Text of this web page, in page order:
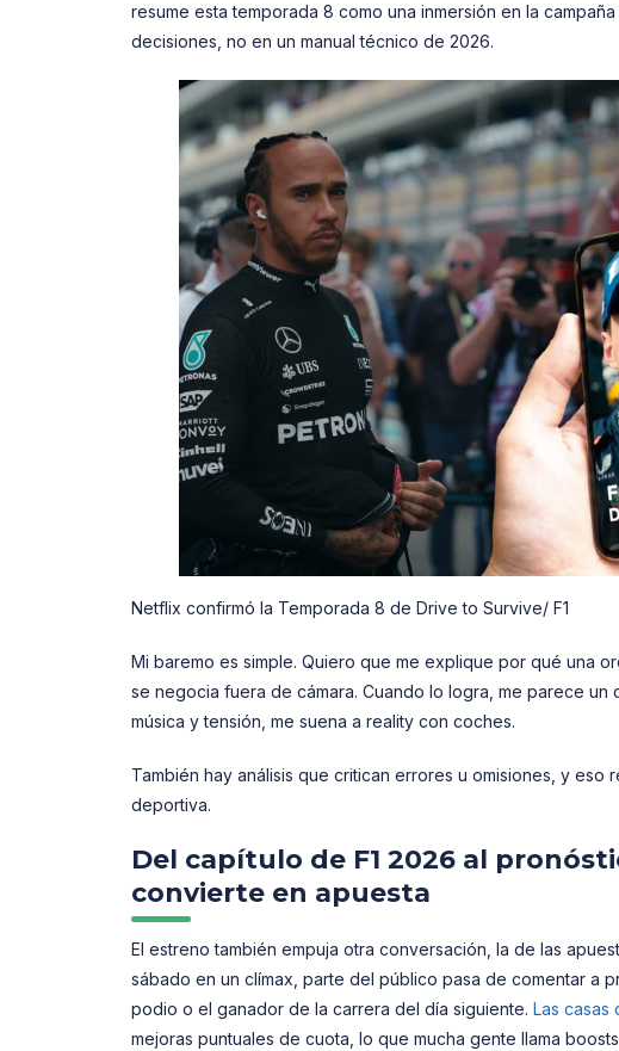
resume esta temporada 8 como una inmersión en la
decisiones, no en un manual técnico de 2026.
Netflix confirmó la Temporada 8 de Drive to Survive/ F1
Mi baremo es simple. Quiero que me explique por qué una
se negocia fuera de cámara. Cuando lo logra, me parece
música y tensión, me suena a reality con coches.
También hay análisis que critican errores u omisiones, y
deportiva.
Del capítulo de F1 2026 al
convierte en apuesta
El estreno también empuja otra conversación, la de las
sábado en un clímax, parte del público pasa de comentar a
podio o el ganador de la carrera del día siguiente. Las casas
mejoras puntuales de cuota, lo que mucha gente llama